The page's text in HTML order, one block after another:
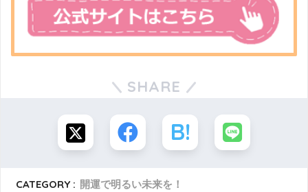
SHARE
CATEGORY : 開運で明るい未来を！